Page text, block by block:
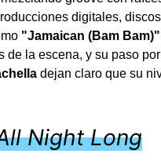
digitales,
"Jamaican (Bam Bam)"
la escena, y su paso por
dejan claro que su
Night Long